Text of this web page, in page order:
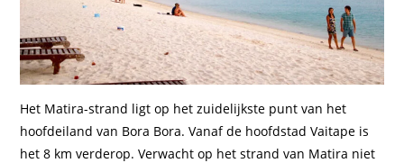
Het Matira-strand ligt op het zuidelijkste punt van het
hoofdeiland van Bora Bora. Vanaf de hoofdstad Vaitape is
het 8 km verderop. Verwacht op het strand van Matira niet